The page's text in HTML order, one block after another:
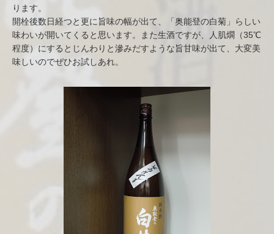
ります。
開栓後数日経つと更に旨味の幅が出て、「奥能登の白菊」らしい
味わいが開いてくると思います。また生酒ですが、人肌燗（35℃
程度）にするとじんわりと滲みだすような旨甘味が出て、大変美
味しいのでぜひお試しあれ。